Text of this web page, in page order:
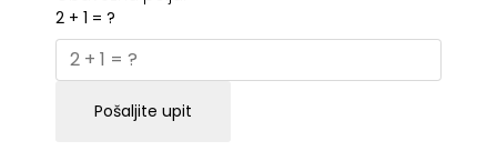
2 + 1 = ?
Pošaljite upit